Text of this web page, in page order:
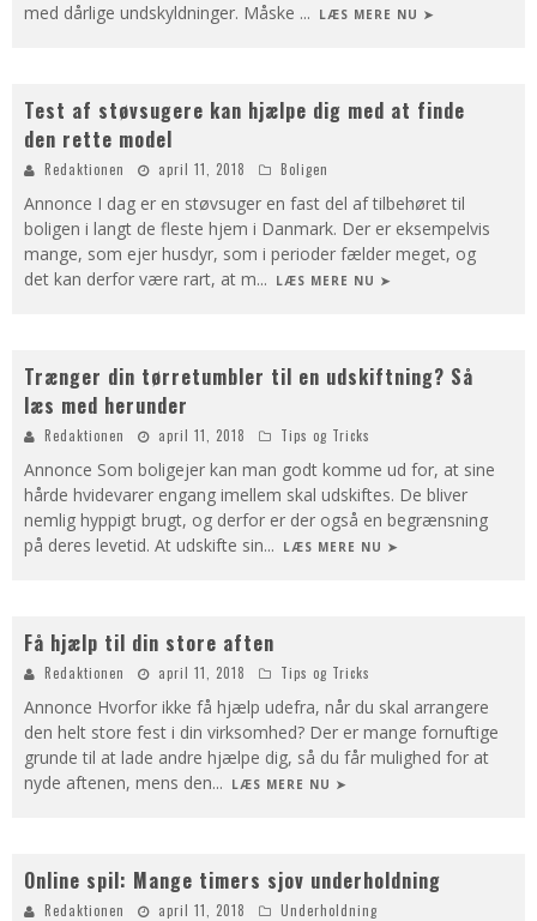
med dårlige undskyldninger. Måske ... LÆS MERE NU ➤
Test af støvsugere kan hjælpe dig med at finde
den rette model
Redaktionen april 11, 2018 Boligen
Annonce I dag er en støvsuger en fast del af tilbehøret til
boligen i langt de fleste hjem i Danmark. Der er eksempelvis
mange, som ejer husdyr, som i perioder fælder meget, og
det kan derfor være rart, at m... LÆS MERE NU ➤
Trænger din tørretumbler til en udskiftning? Så
læs med herunder
Redaktionen april 11, 2018 Tips og Tricks
Annonce Som boligejer kan man godt komme ud for, at sine
hårde hvidevarer engang imellem skal udskiftes. De bliver
nemlig hyppigt brugt, og derfor er der også en begrænsning
på deres levetid. At udskifte sin... LÆS MERE NU ➤
Få hjælp til din store aften
Redaktionen april 11, 2018 Tips og Tricks
Annonce Hvorfor ikke få hjælp udefra, når du skal arrangere
den helt store fest i din virksomhed? Der er mange fornuftige
grunde til at lade andre hjælpe dig, så du får mulighed for at
nyde aftenen, mens den... LÆS MERE NU ➤
Online spil: Mange timers sjov underholdning
Redaktionen april 11, 2018 Underholdning